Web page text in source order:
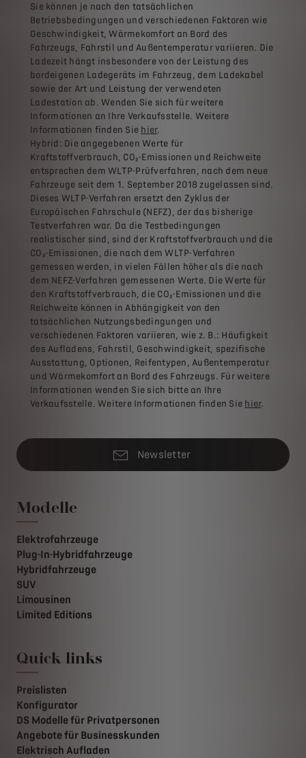
Sie können je nach den tatsächlichen
Betriebsbedingungen und verschiedenen Faktoren wie
Geschwindigkeit, Wärmekomfort an Bord des
Fahrzeugs, Fahrstil und Außentemperatur variieren. Die
Ladezeit hängt insbesondere von der Leistung des
bordeigenen Ladegeräts im Fahrzeug, dem Ladekabel
sowie der Art und Leistung der verwendeten
Ladestation ab. Wenden Sie sich für weitere
Informationen an Ihre Verkaufsstelle. Weitere
Informationen finden Sie hier.
Hybrid: Die angegebenen Werte für
Kraftstoffverbrauch, CO₂-Emissionen und Reichweite
entsprechen dem WLTP-Prüfverfahren, nach dem neue
Fahrzeuge seit dem 1. September 2018 zugelassen sind.
Dieses WLTP-Verfahren ersetzt den Zyklus der
Europäischen Fahrschule (NEFZ), der das bisherige
Testverfahren war. Da die Testbedingungen
realistischer sind, sind der Kraftstoffverbrauch und die
CO₂-Emissionen, die nach dem WLTP-Verfahren
gemessen werden, in vielen Fällen höher als die nach
dem NEFZ-Verfahren gemessenen Werte. Die Werte für
den Kraftstoffverbrauch, die CO₂-Emissionen und die
Reichweite können in Abhängigkeit von den
tatsächlichen Nutzungsbedingungen und
verschiedenen Faktoren variieren, wie z. B.: Häufigkeit
des Aufladens, Fahrstil, Geschwindigkeit, spezifische
Ausstattung, Optionen, Reifentypen, Außentemperatur
und Wärmekomfort an Bord des Fahrzeugs. Für weitere
Informationen wenden Sie sich bitte an Ihre
Verkaufsstelle. Weitere Informationen finden Sie hier.
Newsletter
Modelle
Elektrofahrzeuge
Plug-In-Hybridfahrzeuge
Hybridfahrzeuge
SUV
Limousinen
Limited Editions
Quick links
Preislisten
Konfigurator
DS Modelle für Privatpersonen
Angebote für Businesskunden
Elektrisch Aufladen